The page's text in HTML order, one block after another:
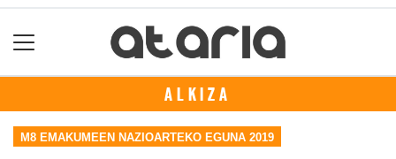
ALKIZA
M8 EMAKUMEEN NAZIOARTEKO EGUNA 2019